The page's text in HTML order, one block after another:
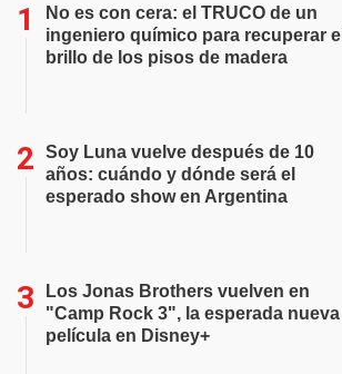
No es con cera: el TRUCO de un
ingeniero químico para recuperar el
brillo de los pisos de madera
Soy Luna vuelve después de 10
años: cuándo y dónde será el
esperado show en Argentina
Los Jonas Brothers vuelven en
"Camp Rock 3", la esperada nueva
película en Disney+